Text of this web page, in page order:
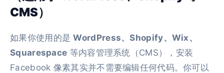
CMS）
如果你使用的是WordPress、Shopify、Wix、
Squarespace 等内容管理系统（CMS），安装
Facebook 像素其实并不需要编辑任何代码。你可以